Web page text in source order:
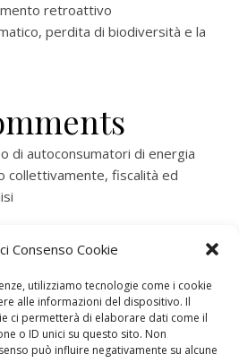
Consenso Cookie
utilizziamo tecnologie come i cookie
alle informazioni del dispositivo. Il
ci permetterà di elaborare dati come il
o ID unici su questo sito. Non
può influire negativamente su alcune
retroattivo
perdita di biodiversità e la
di autoconsumatori di energia
collettivamente, fiscalità ed
collettivamente, fiscalità ed
autoconsumatori di energia
collettivamente, fiscalità ed